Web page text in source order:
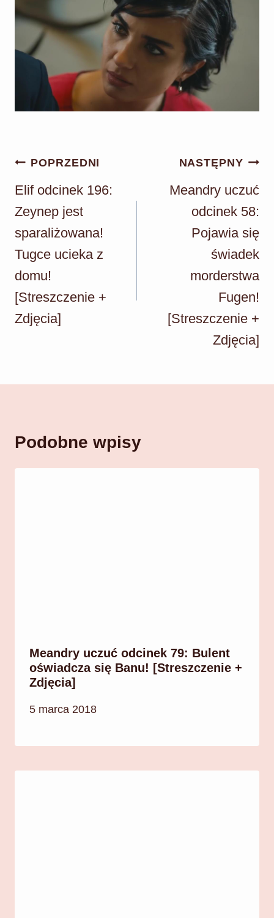
Nawigacja
wpisu
POPRZEDNI
Elif odcinek 196:
Zeynep jest
sparaliżowana!
Tugce ucieka z
domu!
[Streszczenie +
Zdjęcia]
NASTĘPNY
Meandry uczuć
odcinek 58:
Pojawia się
świadek
morderstwa
Fugen!
[Streszczenie +
Zdjęcia]
Podobne wpisy
Meandry uczuć odcinek 79: Bulent
oświadcza się Banu! [Streszczenie +
Zdjęcia]
5 marca 2018